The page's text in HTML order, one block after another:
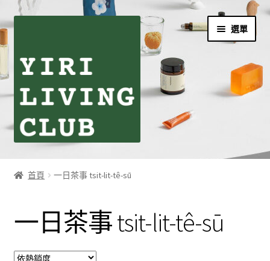
跳
覽
跳
要
容
選單
個人資料利用曁隱私權聲明
同學們の購物須知
首頁 一日茶事 tsit-lit-tê-sū
一日茶事 tsit-lit-tê-sū